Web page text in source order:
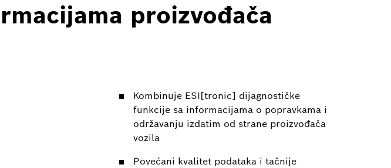
proizvođača
Kombinuje ESI[tronic] dijagnostičke
funkcije sa informacijama o popravkama i
održavanju izdatim od strane proizvođača
vozila
Povećani kvalitet podataka i tačnije